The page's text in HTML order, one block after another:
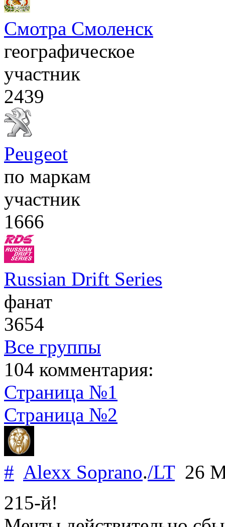
Смотра Смоленск
географическое
участник
2439
Peugeot
по маркам
участник
1666
Russian Drift Series
фанат
3654
Все группы
104 комментария:
Страница №1
Страница №2
# Alexx Soprano./LT26
215-й!